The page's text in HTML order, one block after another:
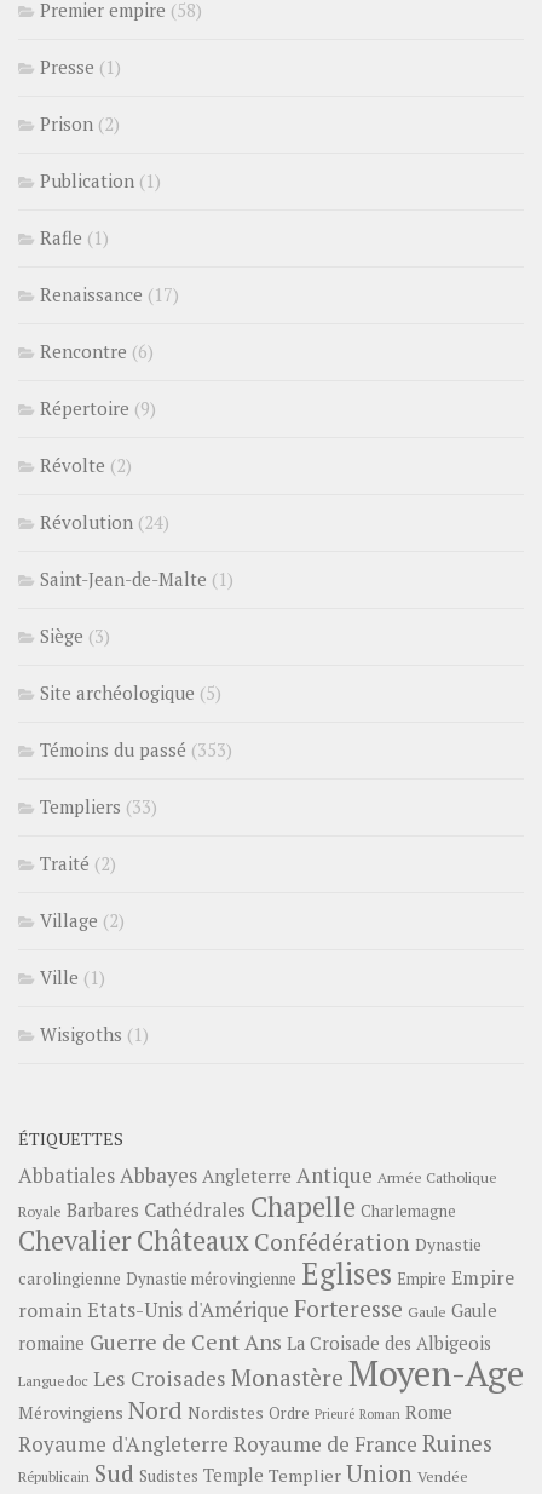
Premier empire (58)
Presse (1)
Prison (2)
Publication (1)
Rafle (1)
Renaissance (17)
Rencontre (6)
Répertoire (9)
Révolte (2)
Révolution (24)
Saint-Jean-de-Malte (1)
Siège (3)
Site archéologique (5)
Témoins du passé (353)
Templiers (33)
Traité (2)
Village (2)
Ville (1)
Wisigoths (1)
ÉTIQUETTES
AbbatialesAbbayes Angleterre Antique Armée Catholique
Royale Barbares Cathédrales Chapelle Charlemagne
ChevalierChâteauxConfédération Dynastie
carolingienne Dynastie mérovingienne Eglises Empire Empire
romainEtats-Unis d'Amérique Forteresse Gaule Gaule
romaine Guerre de Cent Ans La Croisade des Albigeois
Languedoc Les Croisades Monastère Moyen-Age
Mérovingiens Nord Nordistes Ordre Prieuré Roman Rome
Royaume d'Angleterre Royaume de France Ruines
Républicain Sud Sudistes Temple Templier Union Vendée